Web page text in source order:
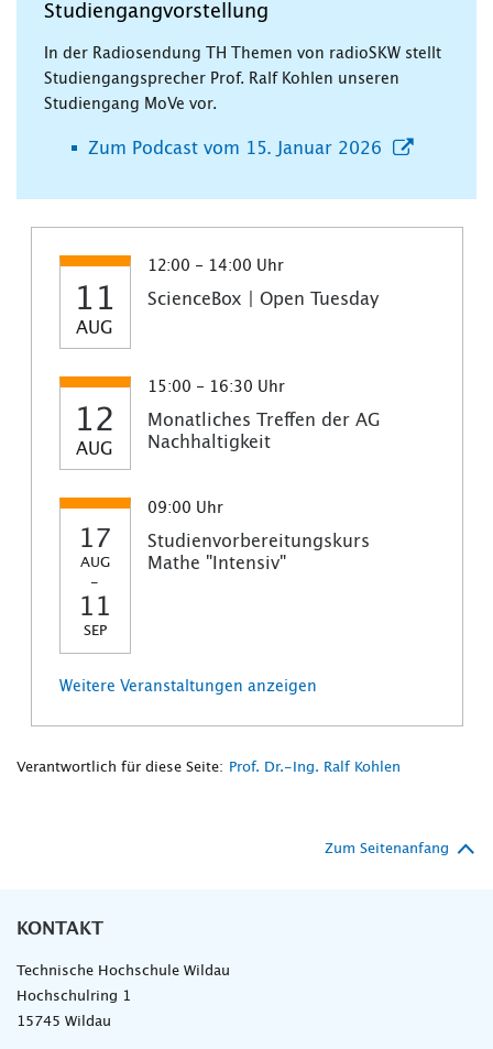
Studiengangvorstellung
In der Radiosendung TH Themen von radioSKW stellt
Studiengangsprecher Prof. Ralf Kohlen unseren
Studiengang MoVe vor.
Zum Podcast vom 15. Januar 2026
11
AUG
12:00 - 14:00 Uhr
ScienceBox | Open Tuesday
12
AUG
15:00 - 16:30 Uhr
Monatliches Treffen der AG
Nachhaltigkeit
17
AUG
-
11
SEP
09:00 Uhr
Studienvorbereitungskurs
Mathe "Intensiv"
Weitere Veranstaltungen anzeigen
Verantwortlich für diese Seite: Prof. Dr.-Ing. Ralf Kohlen
Zum Seitenanfang
KONTAKT
Technische Hochschule Wildau
Hochschulring 1
15745 Wildau